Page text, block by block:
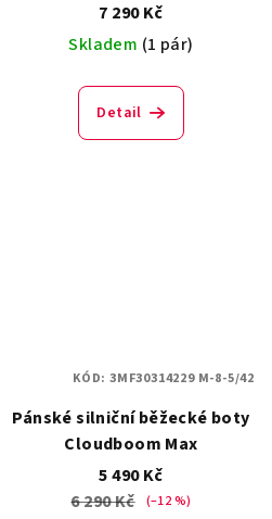
7 290 Kč
Skladem (1 pár)
Detail
Pánské silniční běžecké boty
Cloudboom Max
5 490 Kč
6 290 Kč
(–12 %)
KÓD: 3MF30314229 M-8-5/42